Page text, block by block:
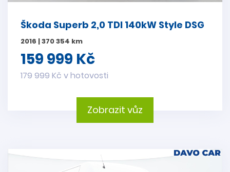
Škoda Superb 2,0 TDI 140kW Style DSG
2016 | 370 354 km
159 999 Kč
179 999 Kč v hotovosti
Zobrazit vůz